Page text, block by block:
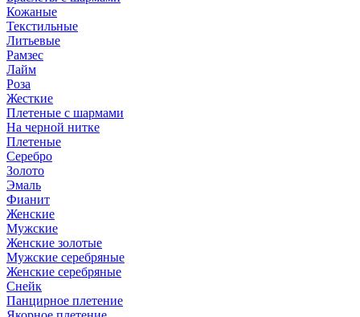
Кожаные
Текстильные
Литьевые
Рамзес
Лайм
Роза
Жесткие
Плетеные с шармами
На черной нитке
Плетеные
Серебро
Золото
Эмаль
Фианит
Женские
Мужские
Женские золотые
Мужские серебряные
Женские серебряные
Снейк
Панцирное плетение